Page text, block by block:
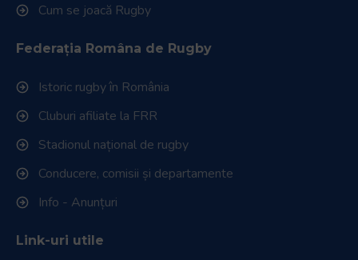
Cum se joacă Rugby
Federația Româna de Rugby
Istoric rugby în România
Cluburi afiliate la FRR
Stadionul național de rugby
Conducere, comisii și departamente
Info - Anunțuri
Link-uri utile